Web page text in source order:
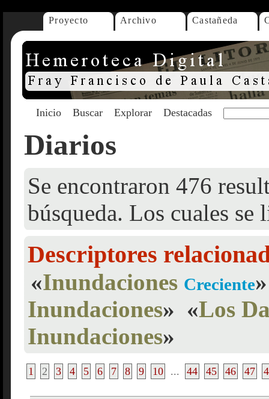
Proyecto Archivo Castañeda
Inicio Buscar Explorar Destacadas
Diarios
Se encontraron 476
búsqueda. Los cuales se
Descriptores
«Inundaciones Creciente»
Inundaciones» «Los
Inundaciones»
1 2 3 4 5 6 7 8 9 10 ... 44 45 46 47